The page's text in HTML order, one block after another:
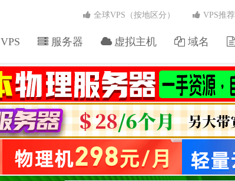
VPS 服务器 虚拟主机 域名
全球VPS（按地区分） VPS推荐